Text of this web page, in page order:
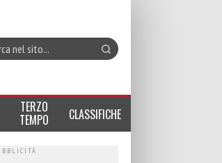
TERZO
TEMPO CLASSIFICHE